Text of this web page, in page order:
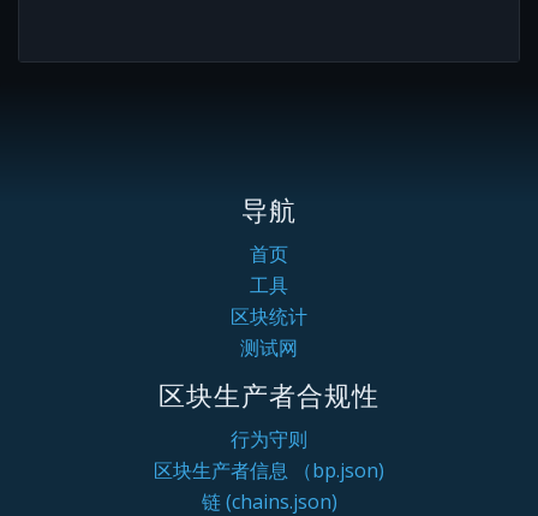
导航
首页
工具
区块统计
测试网
区块生产者合规性
行为守则
区块生产者信息 （bp.json)
链 (chains.json)